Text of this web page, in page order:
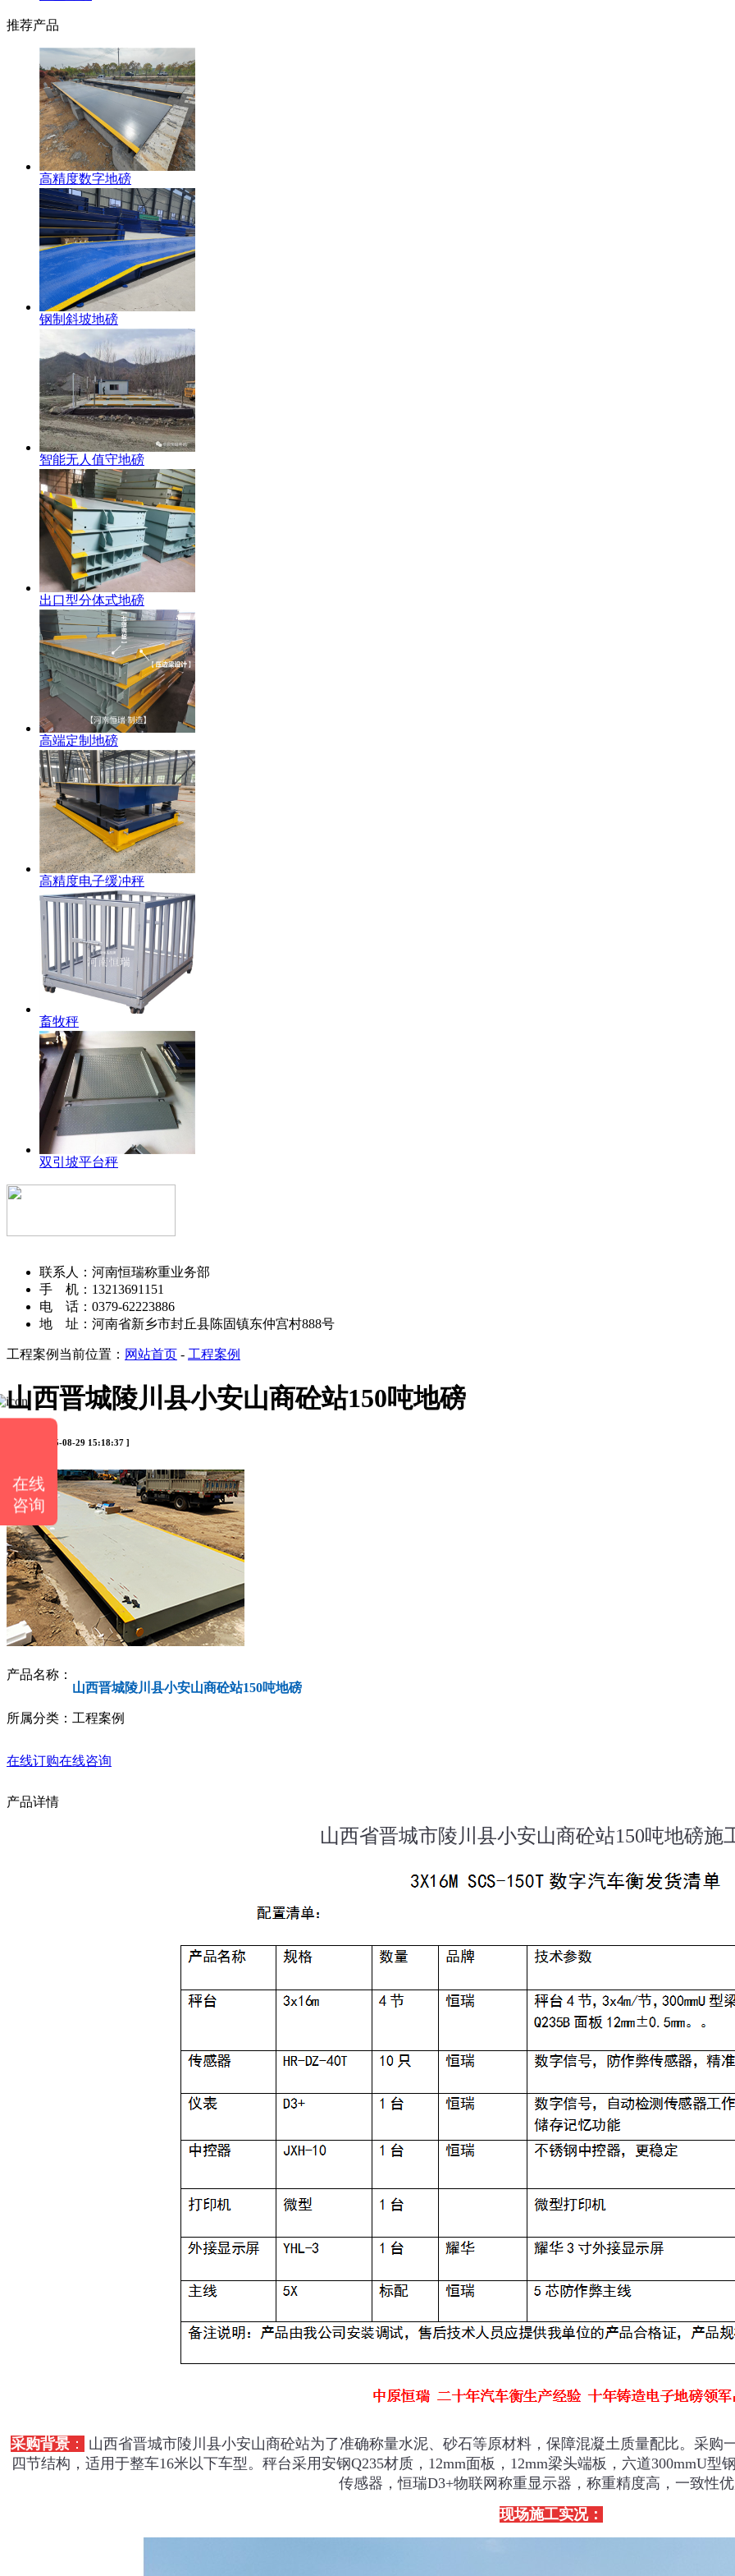
推荐产品
高精度数字地磅
钢制斜坡地磅
智能无人值守地磅
出口型分体式地磅
高端定制地磅
高精度电子缓冲秤
畜牧秤
双引坡平台秤
联系人：河南恒瑞称重业务部
手 机：13213691151
电 话：0379-62223886
地 址：河南省新乡市封丘县陈固镇东仲宫村888号
工程案例 当前位置： 网站首页 - 工程案例
山西晋城陵川县小安山商砼站150吨地磅
[ 时间：2025-08-29 15:18:37 ]
产品名称：
山西晋城陵川县小安山商砼站150吨地磅
所属分类：工程案例
在线订购在线咨询
产品详情
山西省晋城市陵川县小安山商砼站150吨地磅施
采购背景：
山西省晋城市陵川县小安山商砼站为了准确称量水泥、砂石等原材料，保障混凝土质量配比。采购
四节结构，适用于整车16米以下车型。秤台采用安钢Q235材质，12mm面板，12mm梁头端板，六道300mmU
传感器，恒瑞D3+物联网称重显示器，称重精度高，一致性
现场施工实况：
在线
咨询